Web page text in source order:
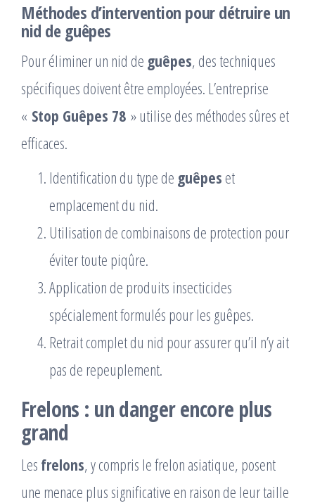
Méthodes d’intervention pour détruire un
nid de guêpes
Pour éliminer un nid de guêpes, des techniques
spécifiques doivent être employées. L’entreprise
« Stop Guêpes 78 » utilise des méthodes sûres et
efficaces.
Identification du type de guêpes et
emplacement du nid.
Utilisation de combinaisons de protection pour
éviter toute piqûre.
Application de produits insecticides
spécialement formulés pour les guêpes.
Retrait complet du nid pour assurer qu’il n’y ait
pas de repeuplement.
Frelons : un danger encore plus
grand
Les frelons, y compris le frelon asiatique, posent
une menace plus significative en raison de leur taille